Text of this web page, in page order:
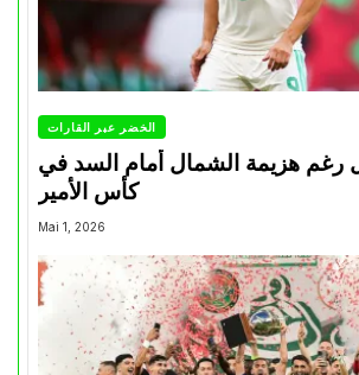
الخضر عبر القارات
رغم هزيمة الشمال أمام السد في
كأس الأمير
Mai 1, 2026